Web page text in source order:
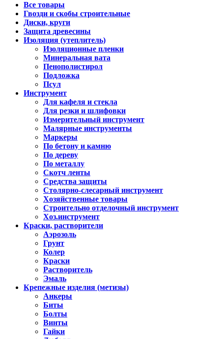
Все товары
Гвозди и скобы строительные
Диски, круги
Защита древесины
Изоляция (утеплитель)
Изоляционные пленки
Минеральная вата
Пенополистирол
Подложка
Псул
Инструмент
Для кафеля и стекла
Для резки и шлифовки
Измерительный инструмент
Малярные инструменты
Маркеры
По бетону и камню
По дереву
По металлу
Скотч ленты
Средства защиты
Столярно-слесарный инструмент
Хозяйственные товары
Строительно отделочный инструмент
Хоз.инструмент
Краски, растворители
Аэрозоль
Грунт
Колер
Краски
Растворитель
Эмаль
Крепежные изделия (метизы)
Анкеры
Биты
Болты
Винты
Гайки